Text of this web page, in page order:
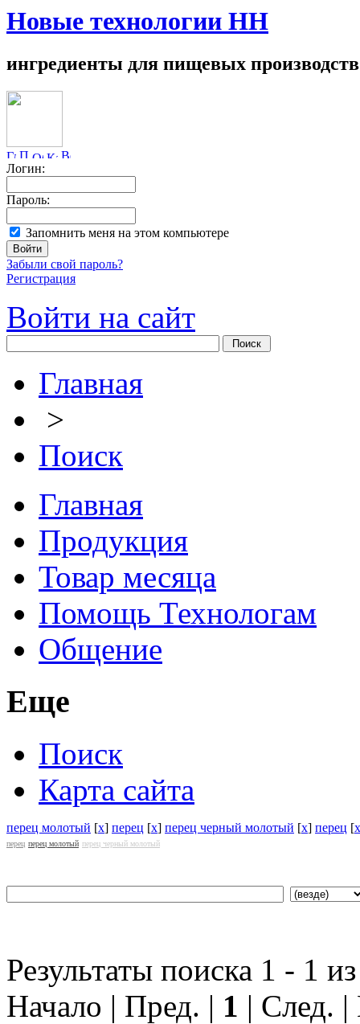
Новые технологии НН
ингредиенты для пищевых производств
Логин:
Пароль:
Запомнить меня на этом компьютере
Забыли свой пароль?
Регистрация
Войти на сайт
Главная
>
Поиск
Главная
Продукция
Товар месяца
Помощь Технологам
Общение
Еще
Поиск
Карта сайта
перец молотый [x] перец [x] перец черный молотый [x] перец [x
перец перец молотый перец черный молотый
Результаты поиска 1 - 1
Начало | Пред. | 1 | След.